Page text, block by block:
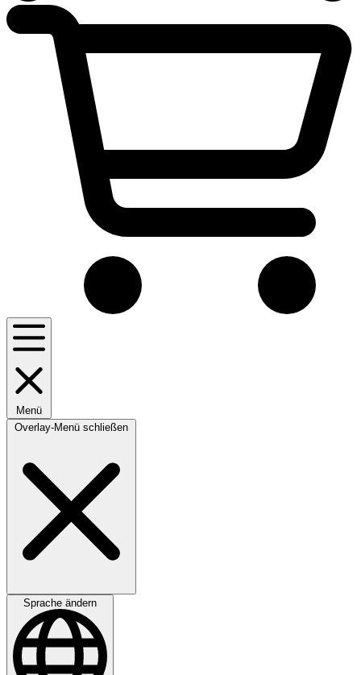
Menü
Overlay-Menü schließen
Sprache ändern